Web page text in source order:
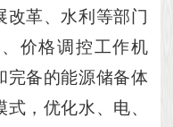
革、水利等部门
价格调控工作机
完备的能源储备体
，优化水、电、